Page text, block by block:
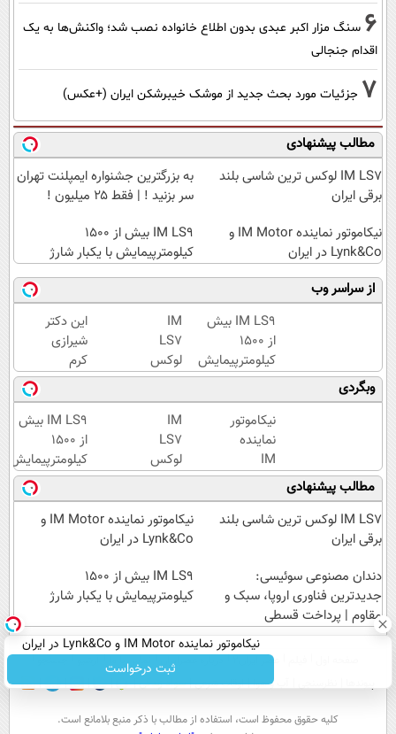
6 سنگ مزار اکبر عبدی بدون اطلاع خانواده نصب شد؛ واکنش‌ها به یک
اقدام جنجالی
7 جزئیات مورد بحث جدید از موشک خیبرشکن ایران (+عکس)
مطالب پیشنهادی
IM LS7 لوکس ترین شاسی بلند
برقی ایران
به بزرگترین جشنواره ایمپلنت تهران
سر بزنید ! | فقط ۲۵ میلیون !
نیکاموتور نماینده IM Motor و
Lynk&Co در ایران
IM LS9 بیش از 1500
کیلومترپیمایش با یکبار شارژ
از سراسر وب
IM LS9 بیش
از 1500
کیلومترپیمایش
با یکبار شارژ
IM
LS7
لوکس
ترین
شاسی
بلند
برقی
ایران
این دکتر
شیرازی
کرم
ترمیم
زخم
ایرانی را
ساخت!!!
وبگردی
نیکاموتور
نماینده
IM
Motor و
Lynk&Co
در ایران
IM
LS7
لوکس
ترین
شاسی
بلند
برقی
IM LS9 بیش
از 1500
کیلومترپیمایش
با یکبار شارژ
مطالب پیشنهادی
IM LS7 لوکس ترین شاسی بلند
برقی ایران
نیکاموتور نماینده IM Motor و
Lynk&Co در ایران
دندان مصنوعی سوئیسی:
جدیدترین فناوری اروپا، سبک و
مقاوم | پرداخت قسطی
IM LS9 بیش از 1500
کیلومترپیمایش با یکبار شارژ
نیکاموتور نماینده IM Motor و Lynk&Co در ایران
ثبت درخواست
عصر ایران۲ درباره عصرایران تماس با ما
آب و هوا اوقات شرعی سواد زندگی
كليه حقوق محفوظ است، استفاده از مطالب با ذكر منبع بلامانع است.